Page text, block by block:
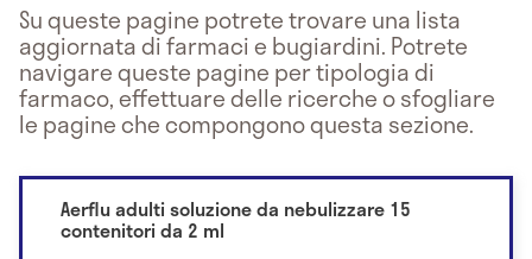
Su queste pagine potrete trovare una lista
aggiornata di farmaci e bugiardini. Potrete
navigare queste pagine per tipologia di
farmaco, effettuare delle ricerche o sfogliare
le pagine che compongono questa sezione.
Aerflu adulti soluzione da nebulizzare 15
contenitori da 2 ml